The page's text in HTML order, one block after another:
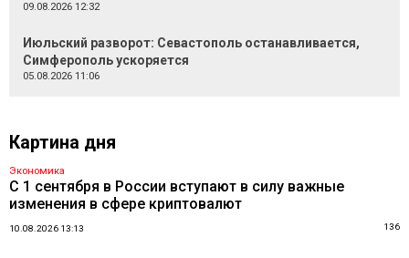
09.08.2026 12:32
Июльский разворот: Севастополь останавливается,
Симферополь ускоряется
05.08.2026 11:06
Картина дня
Экономика
С 1 сентября в России вступают в силу важные
изменения в сфере криптовалют
10.08.2026 13:13 136